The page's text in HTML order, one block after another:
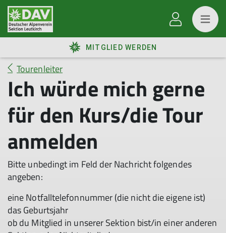
MITGLIED WERDEN
Tourenleiter
Ich würde mich gerne
für den Kurs/die Tour
anmelden
Bitte unbedingt im Feld der Nachricht folgendes
angeben:
eine Notfalltelefonnummer (die nicht die eigene ist)
das Geburtsjahr
ob du Mitglied in unserer Sektion bist/in einer anderen